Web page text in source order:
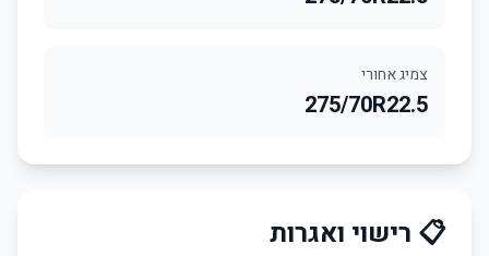
צמיג אחורי
275/70R22.5
📋 רישוי ואגרות